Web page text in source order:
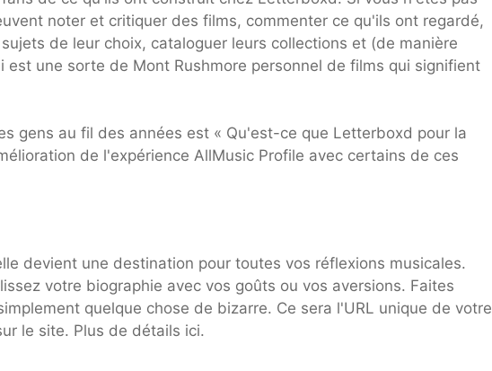
noter et critiquer des films, commenter ce qu'ils ont regardé,
de leur choix, cataloguer leurs collections et (de manière
est une sorte de Mont Rushmore personnel de films qui signifient
gens au fil des années est « Qu'est-ce que Letterboxd pour la
de l'expérience AllMusic Profile avec certains de ces
devient une destination pour toutes vos réflexions musicales.
votre biographie avec vos goûts ou vos aversions. Faites
quelque chose de bizarre. Ce sera l'URL unique de votre
le site. Plus de détails ici.